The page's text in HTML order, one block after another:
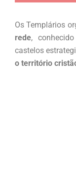
Os Templários
rede,
castelos
o território